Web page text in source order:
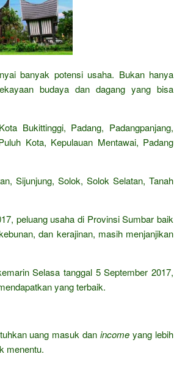
banyak potensi usaha. Bukan hanya
budaya dan dagang yang bisa
Bukittinggi, Padang, Padangpanjang,
Kota, Kepulauan Mentawai, Padang
Sijunjung, Solok, Solok Selatan, Tanah
peluang usaha di Provinsi Sumbar baik
dan kerajinan, masih menjanjikan
Selasa tanggal 5 September 2017,
yang terbaik.
uang masuk danincome yang lebih
menentu.